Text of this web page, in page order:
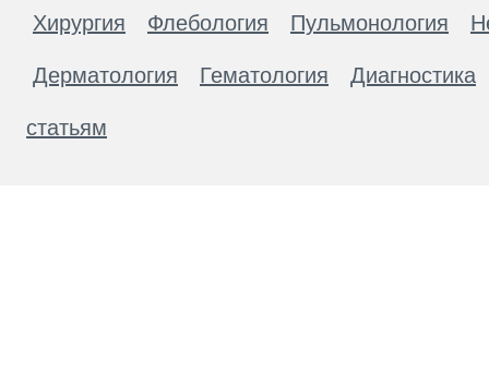
Хирургия Флебология Пульмонология
Дерматология Гематология Диагностика
статьям